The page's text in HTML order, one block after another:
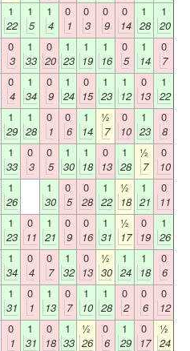
1
22
1
5
1
4
0
1
0
3
0
9
0
14
1
28
1
20
0
3
1
33
0
20
1
23
1
19
1
16
0
5
1
14
0
7
0
4
1
34
0
9
1
24
0
15
1
23
1
12
0
13
1
22
1
29
1
28
0
1
0
6
1
14
½
7
0
10
1
23
0
8
1
33
0
3
0
5
1
30
1
18
0
13
1
28
½
7
0
10
1
26
1
30
0
5
0
28
1
22
½
18
1
21
0
11
1
23
0
11
1
21
0
9
0
16
1
31
½
17
0
19
1
26
1
34
0
4
0
7
1
32
0
13
½
30
1
24
1
18
0
6
1
31
0
1
1
13
0
7
1
10
1
28
0
2
0
6
0
12
0
1
1
31
0
18
1
33
½
26
0
6
1
29
0
17
½
24